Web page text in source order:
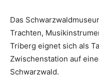
Das
Trachten,
Triberg eignet sich als
Zwischenstation auf
Schwarzwald.